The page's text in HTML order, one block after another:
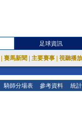
足球資訊
賽馬新聞 主要賽事 視聽播
騎師分場表 參考資料 統